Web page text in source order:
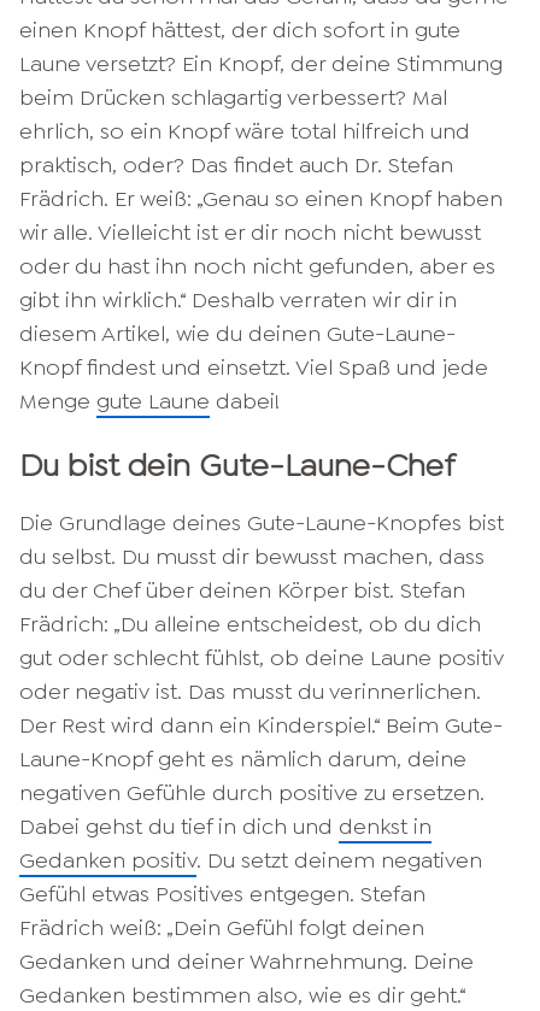
einen Knopf hättest, der dich sofort in gute
Laune versetzt? Ein Knopf, der deine Stimmung
beim Drücken schlagartig verbessert? Mal
ehrlich, so ein Knopf wäre total hilfreich und
praktisch, oder? Das findet auch Dr. Stefan
Frädrich. Er weiß: „Genau so einen Knopf haben
wir alle. Vielleicht ist er dir noch nicht bewusst
oder du hast ihn noch nicht gefunden, aber es
gibt ihn wirklich.“ Deshalb verraten wir dir in
diesem Artikel, wie du deinen Gute-Laune-
Knopf findest und einsetzt. Viel Spaß und jede
Menge gute Laune dabei!
Du bist dein Gute-Laune-Chef
Die Grundlage deines Gute-Laune-Knopfes bist
du selbst. Du musst dir bewusst machen, dass
du der Chef über deinen Körper bist. Stefan
Frädrich: „Du alleine entscheidest, ob du dich
gut oder schlecht fühlst, ob deine Laune positiv
oder negativ ist. Das musst du verinnerlichen.
Der Rest wird dann ein Kinderspiel.“ Beim Gute-
Laune-Knopf geht es nämlich darum, deine
negativen Gefühle durch positive zu ersetzen.
Dabei gehst du tief in dich und denkst in
Gedanken positiv. Du setzt deinem negativen
Gefühl etwas Positives entgegen. Stefan
Frädrich weiß: „Dein Gefühl folgt deinen
Gedanken und deiner Wahrnehmung. Deine
Gedanken bestimmen also, wie es dir geht.“